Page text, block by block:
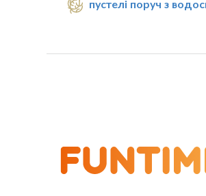
пустелі поруч з